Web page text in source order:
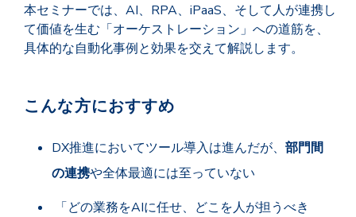
本セミナーでは、AI、RPA、iPaaS、そして人が連携し
て価値を生む「オーケストレーション」への道筋を、
具体的な自動化事例と効果を交えて解説します。
こんな方におすすめ
DX推進においてツール導入は進んだが、部門間
の連携や全体最適には至っていない
「どの業務をAIに任せ、どこを人が担うべき